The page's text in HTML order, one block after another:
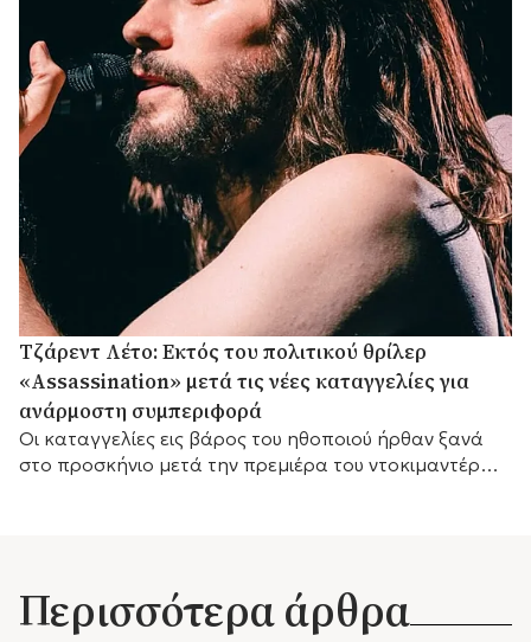
Τζάρεντ Λέτο: Εκτός του πολιτικού θρίλερ
«Assassination» μετά τις νέες καταγγελίες για
ανάρμοστη συμπεριφορά
Οι καταγγελίες εις βάρος του ηθοποιού ήρθαν ξανά
στο προσκήνιο μετά την πρεμιέρα του ντοκιμαντέρ
Περισσότερα άρθρα